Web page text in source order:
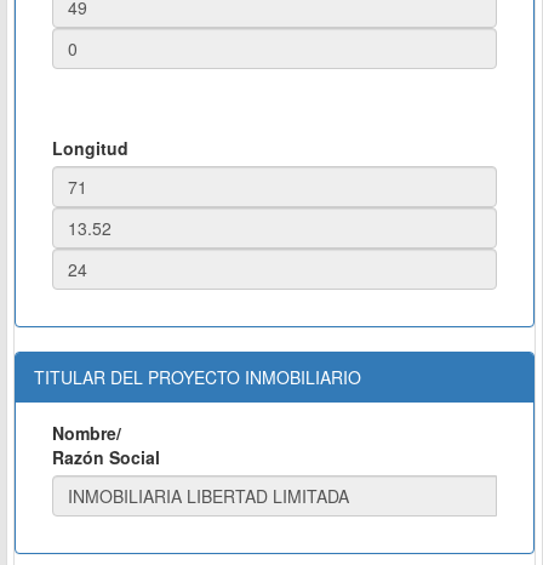
Longitud
TITULAR DEL PROYECTO INMOBILIARIO
Nombre/
Razón Social